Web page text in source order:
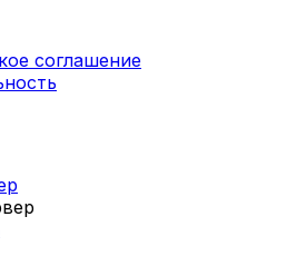
соглашение